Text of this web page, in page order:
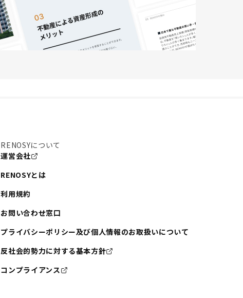
RENOSYについて
運営会社
RENOSYとは
利用規約
お問い合わせ窓口
プライバシーポリシー及び個人情報のお取扱いについて
反社会的勢力に対する基本方針
コンプライアンス